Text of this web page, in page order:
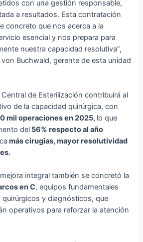
con una gestión responsable,
a resultados. Esta contratación
concreto que nos acerca a la
esencial y nos prepara para
nuestra capacidad resolutiva”,
Buchwald, gerente de esta unidad
de Esterilización contribuirá al
de la capacidad quirúrgica, con
mil operaciones en 2025, lo que
del 56% respecto al año
más cirugías, mayor resolutividad
integral también se concretó la
en C, equipos fundamentales
y diagnósticos, que
operativos para reforzar la atención